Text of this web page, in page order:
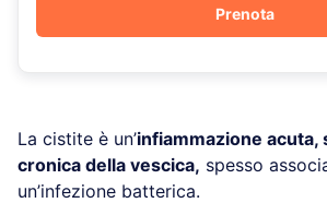
La cistite è un’infiammazione acuta,
cronica della vescica, spesso
un’infezione batterica.